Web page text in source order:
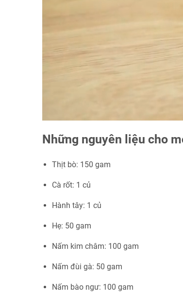
Những nguyên liệu cho
Thịt bò: 150 gam
Cà rốt: 1 củ
Hành tây: 1 củ
Hẹ: 50 gam
Nấm kim châm: 100 gam
Nấm đùi gà: 50 gam
Nấm bào ngư: 100 gam